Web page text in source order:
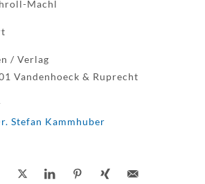
Machl
/ Verlag
Vandenhoeck & Ruprecht
Stefan Kammhuber